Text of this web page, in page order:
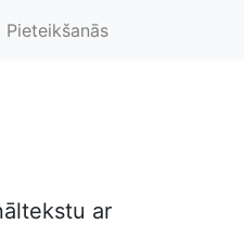
Pieteikšanās
ar